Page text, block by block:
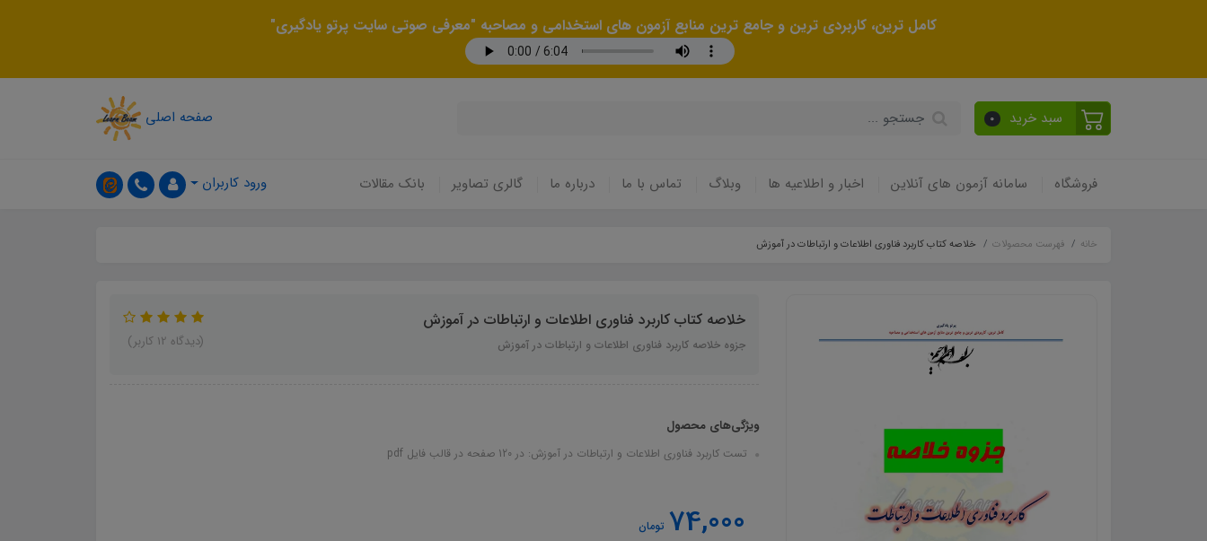
کامل ترین، کاربردی ترین و جامع ترین منابع آزمون های استخدامی و مصاحبه "معرفی صوتی سایت پرتو یادگیری"
سبد خرید 0 صفحه اصلی
فروشگاه سامانه آزمون های آنلاین اخبار و اطلاعیه ها وبلاگ تماس با ما درباره ما گالری تصاویر بانک مقالات ورود کاربران
خانه فهرست محصولات خلاصه کتاب کاربرد فناوری اطلاعات و ارتباطات در آموزش
خلاصه کتاب کاربرد فناوری اطلاعات و ارتباطات در آموزش
جزوه خلاصه کاربرد فناوری اطلاعات و ارتباطات در آموزش (دیدگاه 12 کاربر)
ویژگی‌های محصول
تست کاربرد فناوری اطلاعات و ارتباطات در آموزش: در 120 صفحه در قالب فایل pdf
74,000 تومان